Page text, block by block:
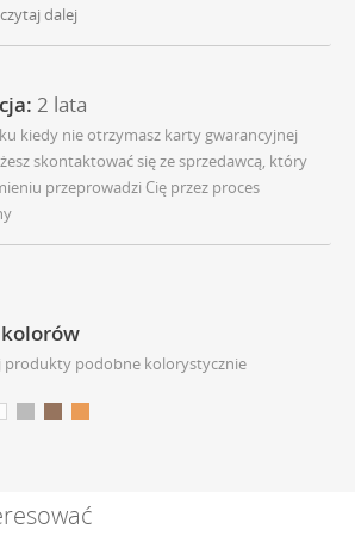
dalej
2 lata
kiedy nie otrzymasz karty gwarancyjnej
skontaktować się ze sprzedawcą, który
przeprowadzi Cię przez proces
produkty podobne kolorystycznie